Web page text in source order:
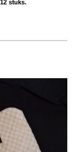
stuks.